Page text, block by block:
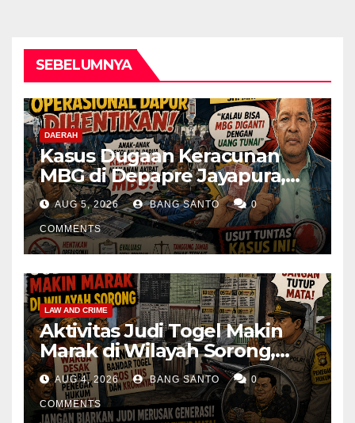
SEBELUMNYA
DAERAH
Kasus Dugaan Keracunan
MBG di Depapre Jayapura,
Aktivis Papua Minta
Operasional Dapur
Dihentikan & Evaluasi
Menyeluruh
AUG 5, 2026 BANG SANTO 0
COMMENTS
LAW AND CRIME
Aktivitas Judi Togel Makin
Marak di Wilayah Sorong,
Warga Desak Aparat Segera
Tangkap Bandar Luis dan
Kroninya
AUG 4, 2026 BANG SANTO 0
COMMENTS